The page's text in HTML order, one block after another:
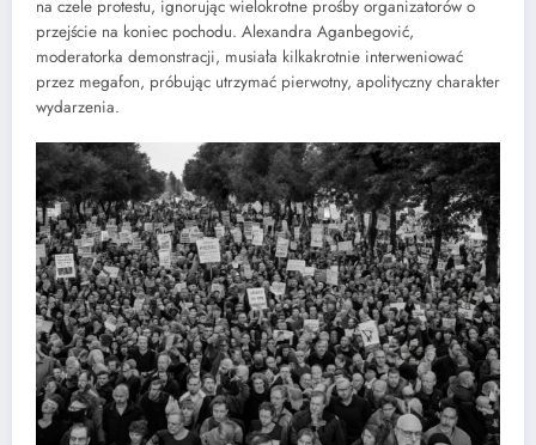
na czele protestu, ignorując wielokrotne prośby organizatorów o
przejście na koniec pochodu. Alexandra Aganbegović,
moderatorka demonstracji, musiała kilkakrotnie interweniować
przez megafon, próbując utrzymać pierwotny, apolityczny charakter
wydarzenia.